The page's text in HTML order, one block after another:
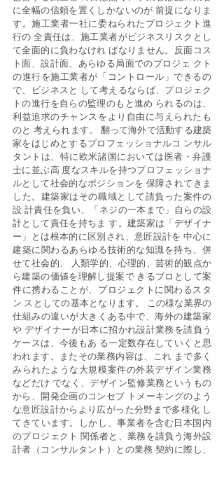
に全幅の信頼を置くしかないのが 前提になりま
す。施工業者一社に委ねられたプロジェクト進
行の 全責任は、施工業者がビジネスリスクとし
て全面的に負わなけれ ばなりません。反面コス
ト面、設計面、あらゆる局面でのプロジェ クト
の進行を施工業者が「コントロール」できるの
で、ビジネスと して考えるならば、プロジェク
トの進行を自らの監理のもと進め られるのは、
利益追求のチャンスをより自由に与えられたも
のと 考えられます。 翻って海外で活動する建築
家をはじめとするプロフェッショナルコ ンサル
タントは、特に欧米諸国においては医者・弁護
士に並ぶ高 度なスキルを持つプロフェッショナ
ルとして社会的なポジションを 保障されてきま
した。建築家はその職域として請負った案件の
設 計責任を負い、「ネジの一本まで」自らの設
計として責任を持ちま す。建築家は「デザイナ
ー」とは根本的に区別され、意匠設計を 中心に
建築に関わるあらゆる技術的な知識を持ち、併
せて社会的、 人類学的、心理的、芸術的観点か
ら建築の価値を理解し提案で きるプロとして案
件に携わることが、プロジェクトに関わるスタ
ン スとしての基本となります。 この様な業界の
仕組みの違いが大きくある中で、海外の建築家
や デザイナーが日本に招かれ設計業務を請負う
ケースは、今後もあ る一定数存在していくと思
われます。またその業務内容は、これ まで多く
みられたような大規模案件の外装デザイン業務
などだけ でなく、デザイン監修業務というもの
から、開発企画のコンセプ トメーキングのよう
な意匠設計からより広がった分野まで多様化 し
てきています。しかし、事業者を含む日本国内
のプロジェクト 関係者と、業務を請負う海外設
計者（コンサルタント）との業務 契約に際し、